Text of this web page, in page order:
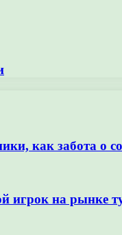
как забота о
игрок на рынке